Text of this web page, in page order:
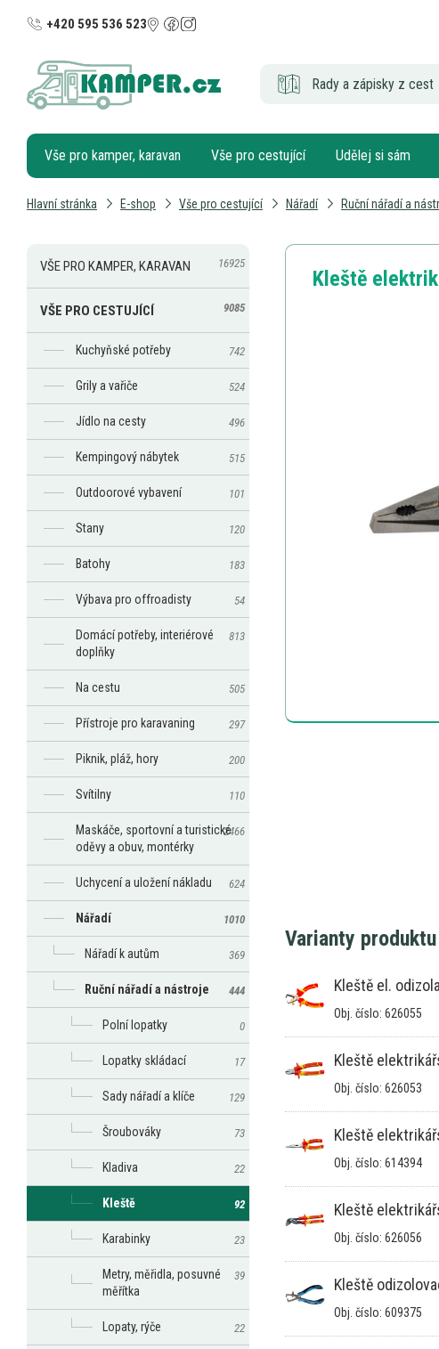
+420 595 536 523
Rady a zápisky z cest
Vše pro kamper, karavan Vše pro cestující Udělej si sám
Hlavní stránka E-shop Vše pro cestující Nářadí Ruční nářadí a
Kleště
Varianty produktu
Kleště el.
Obj. číslo: 626055
Kleště
Obj. číslo: 626053
Kleště
Obj. číslo: 614394
Kleště
Obj. číslo: 626056
Kleště
Obj. číslo: 609375
VŠE PRO KAMPER, KARAVAN 16925
VŠE PRO CESTUJÍCÍ 9085
Kuchyňské potřeby 742
Grily a vařiče 524
Jídlo na cesty 496
Kempingový nábytek 515
Outdoorové vybavení 101
Stany 120
Batohy 183
Výbava pro offroadisty 54
Domácí potřeby, interiérové
doplňky
813
Na cestu 505
Přístroje pro karavaning 297
Piknik, pláž, hory 200
Svítilny 110
Maskáče, sportovní a turistické
oděvy a obuv, montérky
2466
Uchycení a uložení nákladu 624
Nářadí 1010
Nářadí k autům 369
Ruční nářadí a nástroje 444
Polní lopatky 0
Lopatky skládací 17
Sady nářadí a klíče 129
Šroubováky 73
Kladiva 22
Kleště 92
Karabinky 23
Metry, měřidla, posuvné
měřítka
39
Lopaty, rýče 22